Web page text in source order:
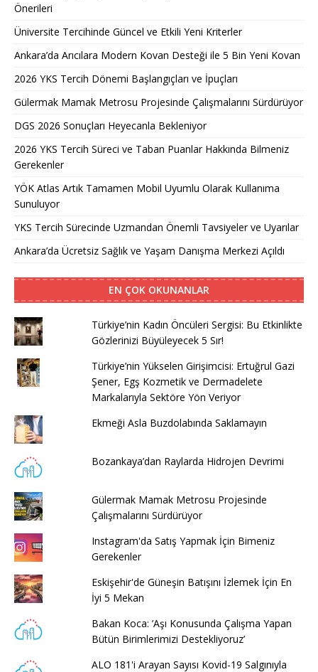
Önerileri
Üniversite Tercihinde Güncel ve Etkili Yeni Kriterler
Ankara’da Arıcılara Modern Kovan Desteği ile 5 Bin Yeni Kovan
2026 YKS Tercih Dönemi Başlangıçları ve İpuçları
Gülermak Mamak Metrosu Projesinde Çalışmalarını Sürdürüyor
DGS 2026 Sonuçları Heyecanla Bekleniyor
2026 YKS Tercih Süreci ve Taban Puanlar Hakkında Bilmeniz
Gerekenler
YÖK Atlas Artık Tamamen Mobil Uyumlu Olarak Kullanıma
Sunuluyor
YKS Tercih Sürecinde Uzmandan Önemli Tavsiyeler ve Uyarılar
Ankara’da Ücretsiz Sağlık ve Yaşam Danışma Merkezi Açıldı
EN ÇOK OKUNANLAR
Türkiye’nin Kadın Öncüleri Sergisi: Bu Etkinlikte
Gözlerinizi Büyüleyecek 5 Sır!
Türkiye’nin Yükselen Girişimcisi: Ertuğrul Gazi
Şener, Egş Kozmetik ve Dermadelete
Markalarıyla Sektöre Yön Veriyor
Ekmeği Asla Buzdolabında Saklamayın
Bozankaya’dan Raylarda Hidrojen Devrimi
Gülermak Mamak Metrosu Projesinde
Çalışmalarını Sürdürüyor
Instagram'da Satış Yapmak İçin Bimeniz
Gerekenler
Eskişehir'de Güneşin Batışını İzlemek İçin En
İyi 5 Mekan
Bakan Koca: ’Aşı Konusunda Çalışma Yapan
Bütün Birimlerimizi Destekliyoruz’
ALO 181'i Arayan Sayısı Kovid-19 Salgınıyla